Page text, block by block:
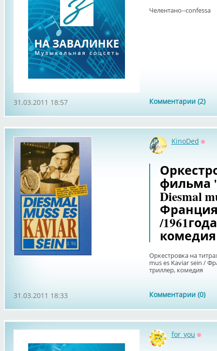
Челентано--confessa
Комментарии (2)
31.03.2011 18:57
KinoDed
фильма
Diesmal
/
комедия
Оркестровка на
mus es Kaviar sein /
триллер, комедия
Комментарии (0)
31.03.2011 18:33
for_you